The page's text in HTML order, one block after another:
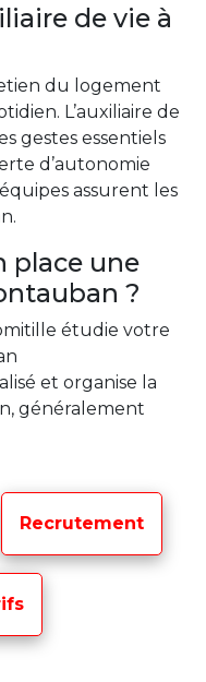
de vie à
du logement
L’auxiliaire de
gestes essentiels
d’autonomie
assurent les
place une
?
étudie votre
et organise la
généralement
Recrutement